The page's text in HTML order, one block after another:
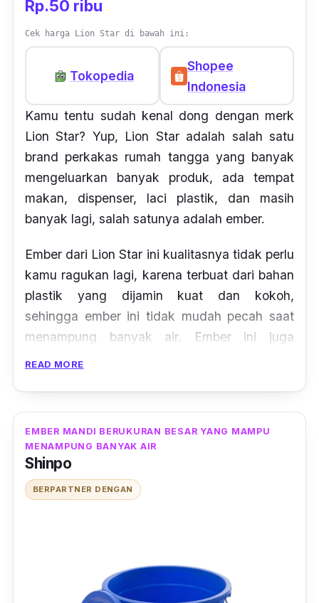
Rp.50 ribu
Cek harga Lion Star di bawah ini:
Tokopedia
Shopee
Indonesia
Kamu tentu sudah kenal dong dengan merk
Lion Star? Yup, Lion Star adalah salah satu
brand perkakas rumah tangga yang banyak
mengeluarkan banyak produk, ada tempat
makan, dispenser, laci plastik, dan masih
banyak lagi, salah satunya adalah ember.
Ember dari Lion Star ini kualitasnya tidak perlu
kamu ragukan lagi, karena terbuat dari bahan
plastik yang dijamin kuat dan kokoh,
sehingga ember ini tidak mudah pecah saat
menampung banyak air. Ember ini juga
READ MORE
EMBER MANDI BERUKURAN BESAR YANG MAMPU
MENAMPUNG BANYAK AIR
Shinpo
BERPARTNER DENGAN